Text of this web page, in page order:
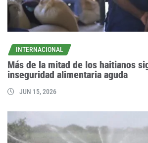
INTERNACIONAL
Más de la mitad de los haitianos
inseguridad alimentaria aguda
JUN 15, 2026